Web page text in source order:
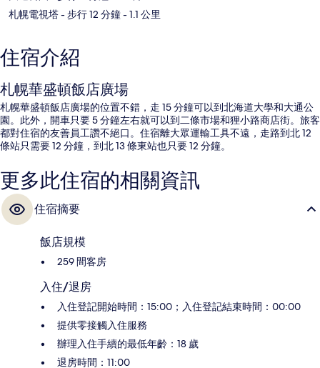
札幌電視塔- 步行 12 分鐘- 1.1 公里
住宿介紹
札幌華盛頓飯店廣場
札幌華盛頓飯店廣場的位置不錯，走 15 分鐘可以到北海道大學和大通公
園。此外，開車只要 5 分鐘左右就可以到二條市場和狸小路商店街。旅客
都對住宿的友善員工讚不絕口。住宿離大眾運輸工具不遠，走路到北 12
條站只需要 12 分鐘，到北 13 條東站也只要 12 分鐘。
更多此住宿的相關資訊
住宿摘要
飯店規模
259 間客房
入住/退房
入住登記開始時間：15:00；入住登記結束時間：00:00
提供零接觸入住服務
辦理入住手續的最低年齡：18 歲
退房時間：11:00